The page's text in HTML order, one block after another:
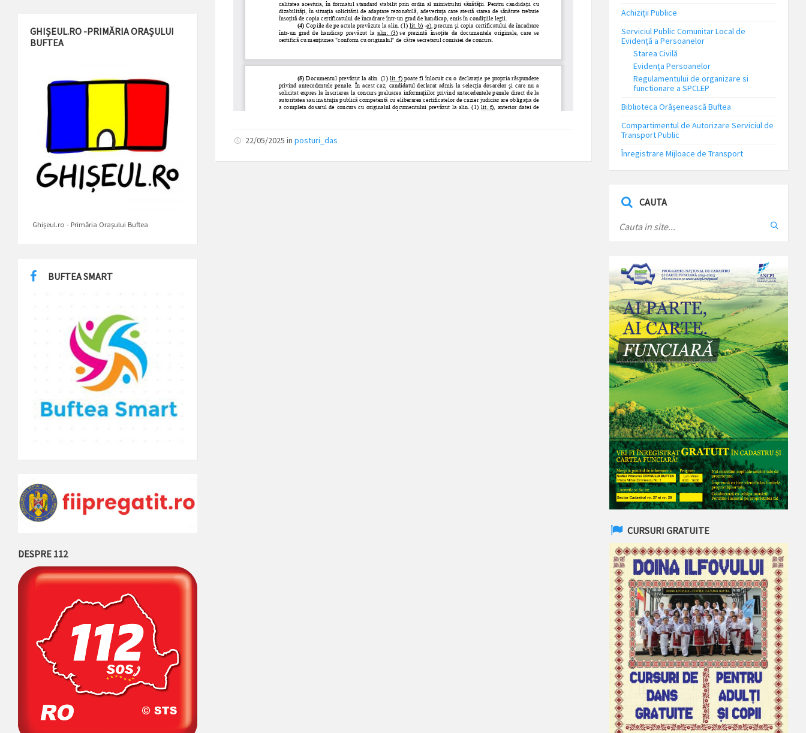
22/05/2025 in posturi_das
GHIȘEUL.RO -PRIMĂRIA ORAȘULUI
BUFTEA
Ghișeul.ro - Primăria Orașului Buftea
BUFTEA SMART
DESPRE 112
Achiziții Publice
Serviciul Public Comunitar Local de
Evidență a Persoanelor
Starea Civilă
Evidența Persoanelor
Regulamentului de organizare si
functionare a SPCLEP
Biblioteca Orășenească Buftea
Compartimentul de Autorizare Serviciul de
Transport Public
Înregistrare Mijloace de Transport
CAUTA
CURSURI GRATUITE